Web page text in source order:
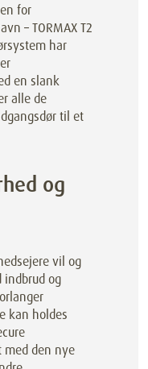
for
– TORMAX T2
har
en slank
alle de
til et
og
vil og
indbrud og
kan holdes
med den nye